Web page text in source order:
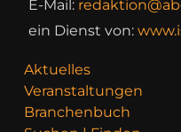
E-Mail:
ein Dienst von:
Aktuelles
Veranstaltungen
Branchenbuch